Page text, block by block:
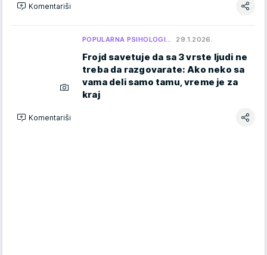
Komentariši
POPULARNA PSIHOLOGI… 29.1.2026.
Frojd savetuje da sa 3 vrste ljudi ne
treba da razgovarate: Ako neko sa
vama deli samo tamu, vreme je za
kraj
Komentariši